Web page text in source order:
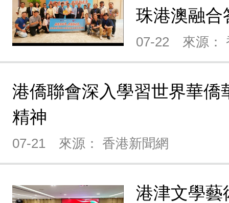
珠港澳融合
07-22 來源：
港僑聯會深入學習世界華僑
精神
07-21 來源： 香港新聞網
港津文學藝